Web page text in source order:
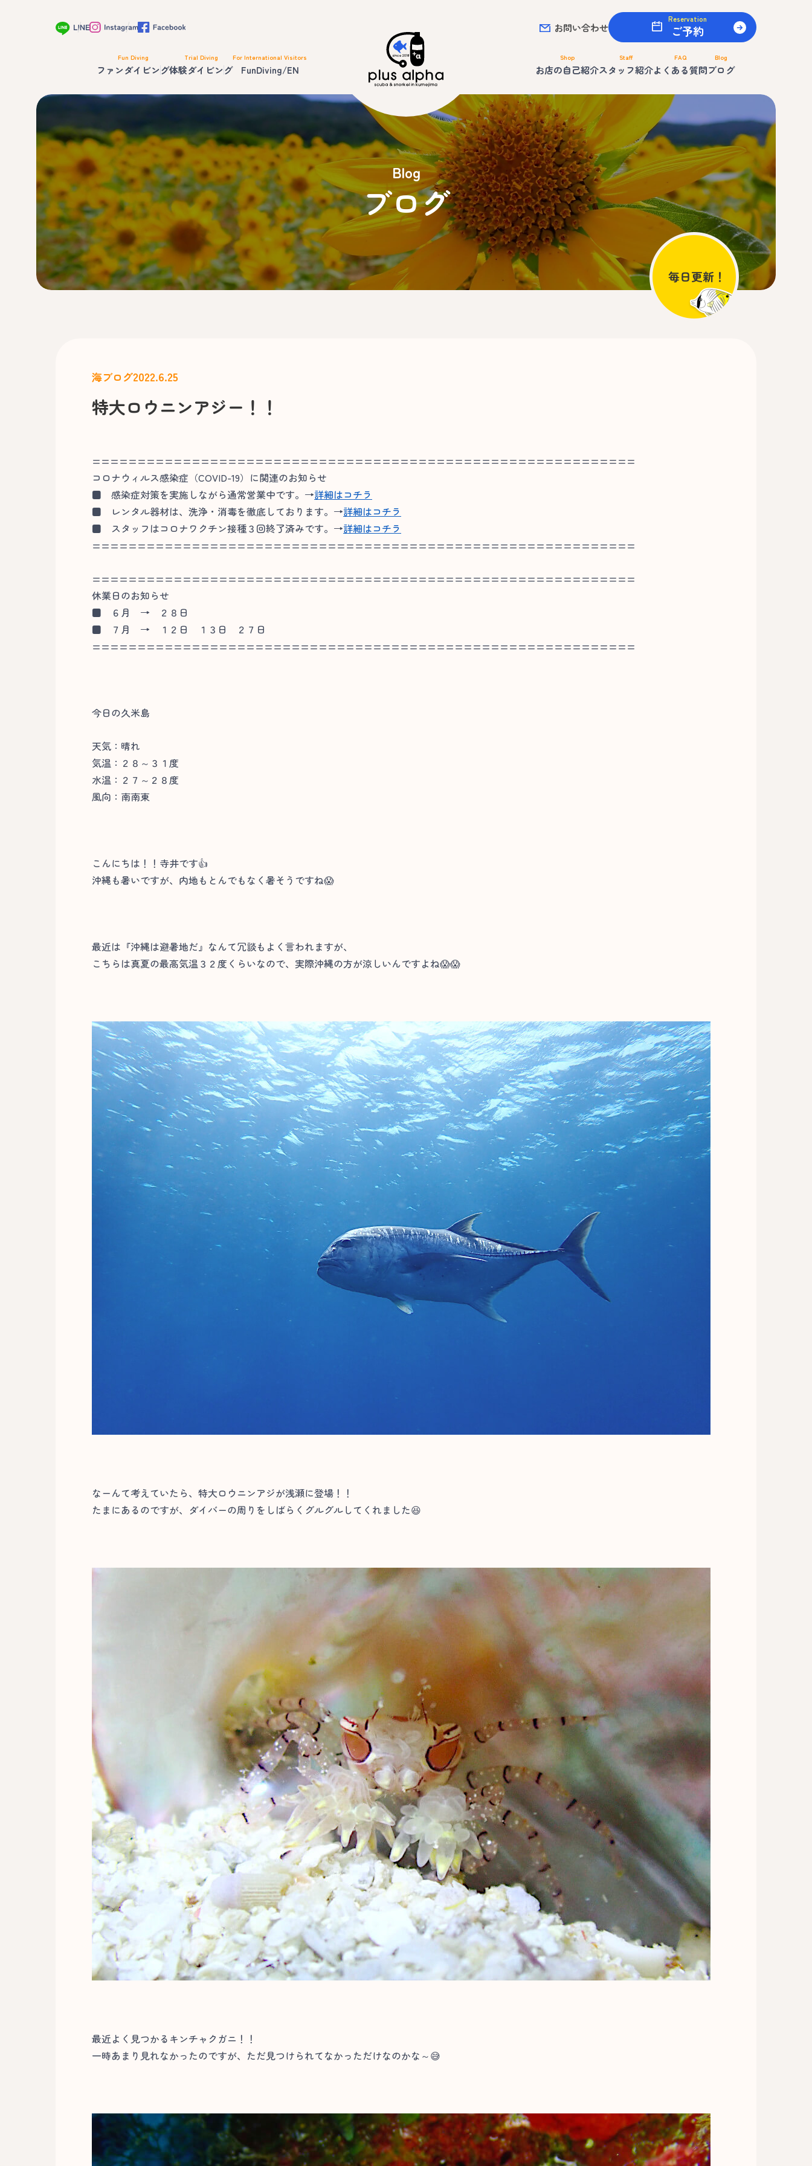
お問い合わせ
Reservation
ご予約
Fun Diving
ファンダイビング
Trial Diving
体験ダイビング
For International Visitors
FunDiving/EN
Shop
お店の自己紹介
Staff
スタッフ紹介
FAQ
よくある質問
Blog
ブログ
Blog
ブログ
海ブログ2022.6.25
特大ロウニンアジー！！
============================================================
コロナウィルス感染症（COVID-19）に関連のお知らせ
■ 感染症対策を実施しながら通常営業中です。→詳細はコチラ
■ レンタル器材は、洗浄・消毒を徹底しております。→詳細はコチラ
■ スタッフはコロナワクチン接種３回終了済みです。→詳細はコチラ
============================================================
============================================================
休業日のお知らせ
■ ６月 → ２８日
■ ７月 → １２日 １３日 ２７日
============================================================
今日の久米島
天気：晴れ
気温：２８～３１度
水温：２７～２８度
風向：南南東
こんにちは！！寺井です👍
沖縄も暑いですが、内地もとんでもなく暑そうですね😱
最近は『沖縄は避暑地だ』なんて冗談もよく言われますが、
こちらは真夏の最高気温３２度くらいなので、実際沖縄の方が涼しいんですよね😱😱
なーんて考えていたら、特大ロウニンアジが浅瀬に登場！！
たまにあるのですが、ダイバーの周りをしばらくグルグルしてくれました😆
最近よく見つかるキンチャクガニ！！
一時あまり見れなかったのですが、ただ見つけられてなかっただけなのかな～😅